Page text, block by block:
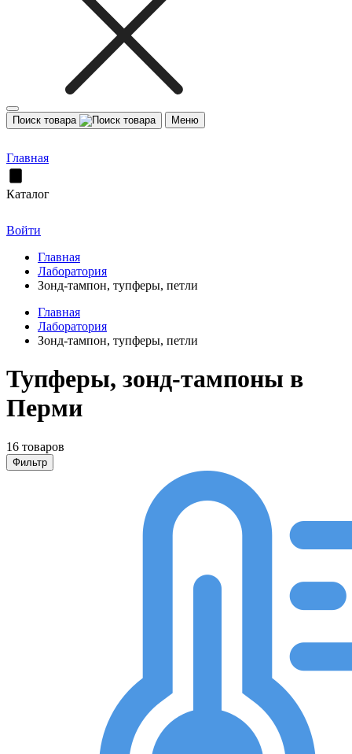
Поиск товара Меню
Главная
Каталог
Войти
Главная
Лаборатория
Зонд-тампон, тупферы, петли
Главная
Лаборатория
Зонд-тампон, тупферы, петли
Тупферы, зонд-тампоны в
Перми
16 товаров
Фильтр